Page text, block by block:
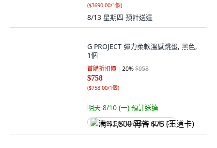
($3690.00/1個)
8/13 星期四 預計送達
G PROJECT 彈力柔軟溫感跳蛋, 黑色,
1個
首購折扣價 20%$958
$758
($758.00/1個)
明天 8/10 (一) 預計送達
满 $1,500 再省 $75 (王道卡)